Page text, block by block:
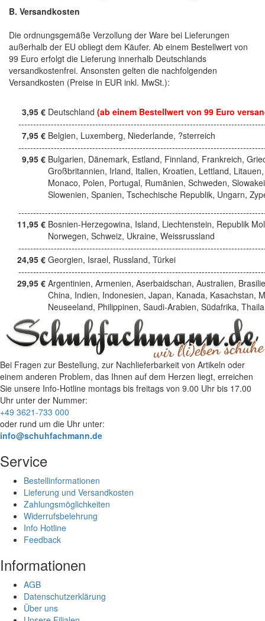
B. Versandkosten
Die ordnungsgemäße Verzollung der Ware bei Lieferungen
außerhalb der EU obliegt dem Käufer. Ab einem Bestellwert von
99 Euro erfolgt die Lieferung innerhalb Deutschlands
versandkostenfrei. Ansonsten gelten die nachfolgenden
Versandkosten (Preise in EUR inkl. MwSt.):
3,95 € Deutschland (ab einem Bestellwert von 99 Euro
7,95 € Belgien, Luxemberg, Niederlande, ?sterreich
9,95 € Bulgarien, Dänemark, Estland, Finnland, Frankreich,
Großbritannien, Irland, Italien, Kroatien, Lettland, Litauen,
Monaco, Polen, Portugal, Rumänien, Schweden,
Slowenien, Spanien, Tschechische Republik, Ungarn,
11,95 € Bosnien-Herzegowina, Island, Liechtenstein, Republik
Norwegen, Schweiz, Ukraine, Weissrussland
24,95 € Georgien, Israel, Russland, Türkei
29,95 € Argentinien, Armenien, Aserbaidschan, Australien,
China, Indien, Indonesien, Japan, Kanada, Kasachstan,
Neuseeland, Philippinen, Saudi-Arabien, Südafrika,
Bei Fragen zur Bestellung, zur Nachlieferbarkeit von Artikeln oder
einem anderen Problem, das Ihnen auf dem Herzen liegt, erreichen
Sie unsere Info-Hotline montags bis freitags von 9.00 Uhr bis 17.00
Uhr unter der Nummer:
+49 3621-733 000
oder rund um die Uhr unter:
info@schuhfachmann.de
Service
Bestellinformationen
Lieferung und Versandkosten
Zahlungsmöglichkeiten
Widerrufsbelehrung
Info Hotline
Feedback
Informationen
AGB
Datenschutzerklärung
Über uns